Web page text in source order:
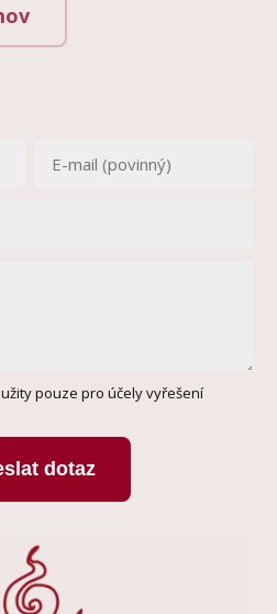
pouze pro účely vyřešení
dotaz